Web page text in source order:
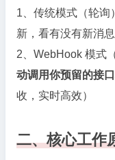
1、传统模式（轮询
新，看有没有新消
2、WebHook 模式
动调用你预留的接
收，实时高效）
二、核心工作